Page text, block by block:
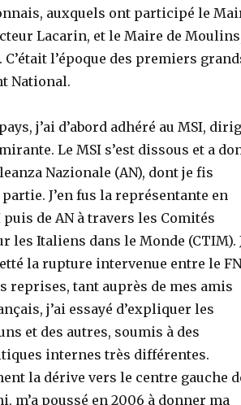
auxquels ont participé le
Lacarin, et le Maire de
l’époque des premiers
National.
j’ai d’abord adhéré au MSI,
Le MSI s’est dissous et a
Nazionale (AN), dont je fis
J’en fus la représentante en
puis de AN à travers les Comités
les Italiens dans le Monde (CTIM).
la rupture intervenue entre le
reprises, tant auprès de mes amis
j’ai essayé d’expliquer les
et des autres, soumis à des
internes très différentes.
la dérive vers le centre gauche
m’a poussé en 2006 à donner ma